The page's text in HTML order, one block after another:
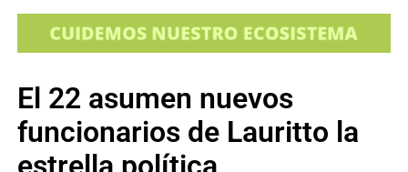
El 22 asumen nuevos
funcionarios de Lauritto la